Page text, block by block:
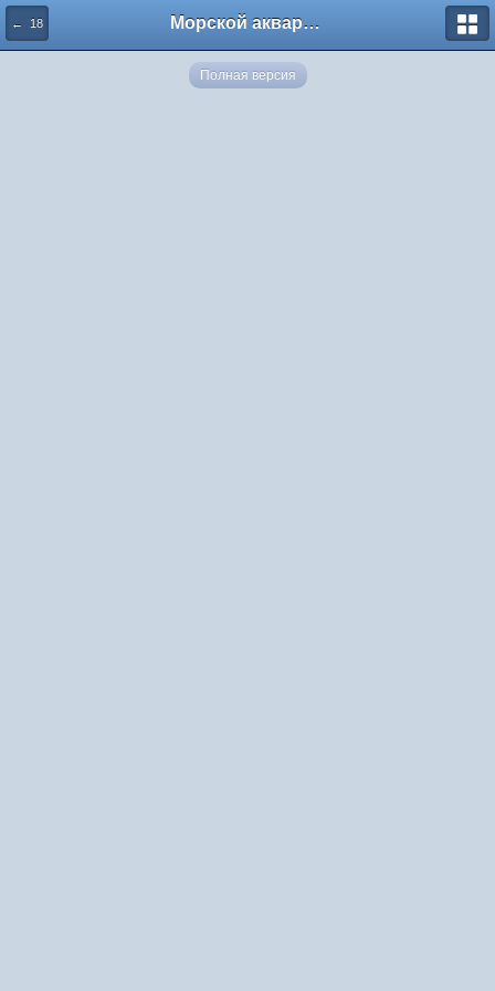
← 18 Морской аквариум. Форумы ReefCentral.ru
Полная версия